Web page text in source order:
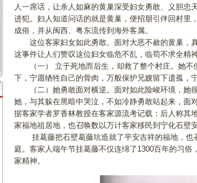
人一席话，让杀人如麻的黄巢深受妇女勇敢、义胆
进犯。妇人知道问话的就是黄巢，便招朋引伴回村里
成俗，并从闽西、粤东流传到海外客属。
这位客家妇女如此勇敢。面对大恶不赦的黄巢，
这事件让人们赞叹这位妇女临危不乱，临苟不求全精
（一） 立于死地而后生，却救了整个村庄。她不
下，宁愿牺牲自己的骨肉，万般保护兄嫂留下遗孤，
（二）她勇敢面对横逆。面对如此险峻环境，她
她，与其躲在黑暗中哭泣，不如冷静勇敢站起来，面
据客家学者罗香林教授在客家源流考记载：后人称其
家福地祖居地，也召唤数以万计客家移民到宁化石壁安
挂葛藤把石壁葛藤坑造就了平安吉祥的福地，也
庭。客家人端午节挂葛藤不仅连绵了1300百年的习
家精神。